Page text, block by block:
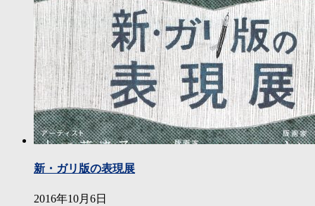
新・ガリ版の表現展
2016年10月6日